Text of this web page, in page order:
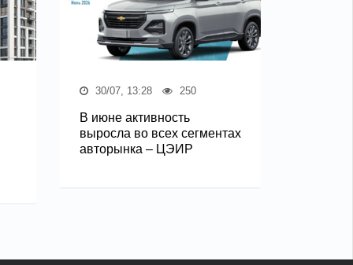
30/07, 13:28 250
В июне активность
выросла во всех сегментах
авторынка – ЦЭИР